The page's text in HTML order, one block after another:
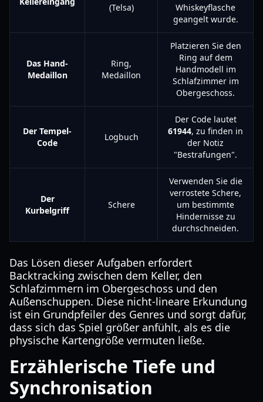
(Telsa)
Whiskeyflasche
geangelt wurde.
Das Hand-
Medaillon
Ring,
Medaillon
Platzieren Sie den
Ring auf dem
Handmodell im
Schlafzimmer im
Obergeschoss.
Der Tempel-
Code
Logbuch
Der Code lautet
61944, zu finden in
der Notiz
"Bestrafungen".
Der
Kurbelgriff
Schere
Verwenden Sie die
verrostete Schere,
um bestimmte
Hindernisse zu
durchschneiden.
Das Lösen dieser Aufgaben erfordert
Backtracking zwischen dem Keller, den
Schlafzimmern im Obergeschoss und den
Außenschuppen. Diese nicht-lineare Erkundung
ist ein Grundpfeiler des Genres und sorgt dafür,
dass sich das Spiel größer anfühlt, als es die
physische Kartengröße vermuten ließe.
Erzählerische Tiefe und
Synchronisation